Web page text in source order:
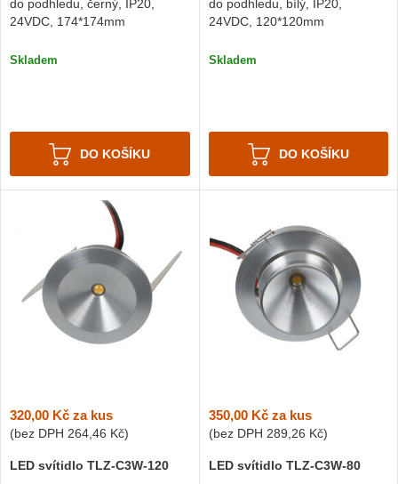
do podhledu, černý, IP20,
24VDC, 174*174mm
Skladem
DO KOŠÍKU
do podhledu, bílý, IP20,
24VDC, 120*120mm
Skladem
DO KOŠÍKU
320,00 Kč za kus
(bez DPH 264,46 Kč)
LED svítidlo TLZ-C3W-120
350,00 Kčza kus
(bez DPH 289,26 Kč)
LED svítidlo TLZ-C3W-80